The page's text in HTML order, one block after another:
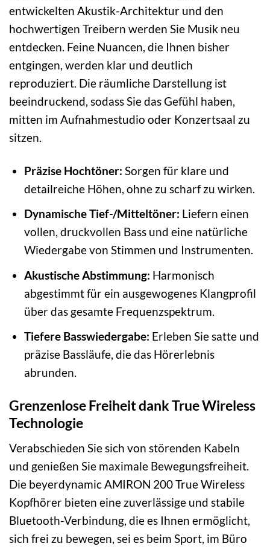
entwickelten Akustik-Architektur und den
hochwertigen Treibern werden Sie Musik neu
entdecken. Feine Nuancen, die Ihnen bisher
entgingen, werden klar und deutlich
reproduziert. Die räumliche Darstellung ist
beeindruckend, sodass Sie das Gefühl haben,
mitten im Aufnahmestudio oder Konzertsaal zu
sitzen.
Präzise Hochtöner: Sorgen für klare und
detailreiche Höhen, ohne zu scharf zu wirken.
Dynamische Tief-/Mitteltöner: Liefern einen
vollen, druckvollen Bass und eine natürliche
Wiedergabe von Stimmen und Instrumenten.
Akustische Abstimmung: Harmonisch
abgestimmt für ein ausgewogenes Klangprofil
über das gesamte Frequenzspektrum.
Tiefere Basswiedergabe: Erleben Sie satte und
präzise Bassläufe, die das Hörerlebnis
abrunden.
Grenzenlose Freiheit dank True Wireless
Technologie
Verabschieden Sie sich von störenden Kabeln
und genießen Sie maximale Bewegungsfreiheit.
Die beyerdynamic AMIRON 200 True Wireless
Kopfhörer bieten eine zuverlässige und stabile
Bluetooth-Verbindung, die es Ihnen ermöglicht,
sich frei zu bewegen, sei es beim Sport, im Büro